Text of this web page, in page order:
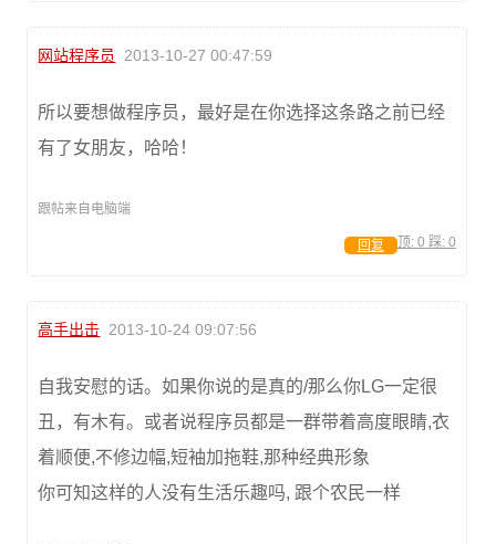
网站程序员 2013-10-27 00:47:59
所以要想做程序员，最好是在你选择这条路之前已经
有了女朋友，哈哈！
跟帖来自电脑端
顶: 0 踩: 0
回复
高手出击 2013-10-24 09:07:56
自我安慰的话。如果你说的是真的/那么你LG一定很
丑，有木有。或者说程序员都是一群带着高度眼睛,衣
着顺便,不修边幅,短袖加拖鞋,那种经典形象
你可知这样的人没有生活乐趣吗, 跟个农民一样